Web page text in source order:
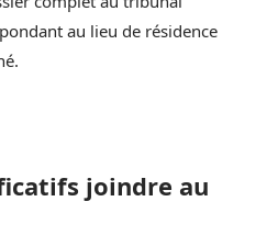
au lieu de résidence
joindre au